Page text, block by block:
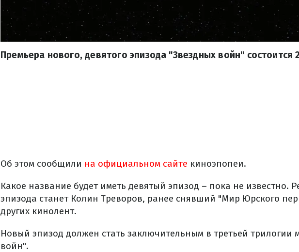
Премьера нового, девятого эпизода "Звездных войн" состоится
Об этом сообщили на официальном сайте киноэпопеи.
Какое название будет иметь девятый эпизод – пока не известно.
эпизода станет Колин Треворов, ранее снявший "Мир Юрского
других кинолент.
Новый эпизод должен стать заключительным в третьей трилогии
войн".